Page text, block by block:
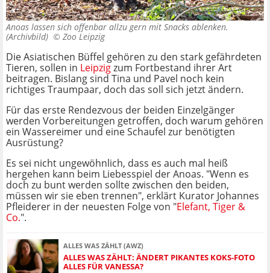
Anoas lassen sich offenbar allzu gern mit Snacks ablenken.
(Archivbild) © Zoo Leipzig
Die Asiatischen Büffel gehören zu den stark gefährdeten
Tieren, sollen in Leipzigzum Fortbestand ihrer Art
beitragen. Bislang sind Tina und Pavel noch kein
richtiges Traumpaar, doch das soll sich jetzt ändern.
Für das erste Rendezvous der beiden Einzelgänger
werden Vorbereitungen getroffen, doch warum gehören
ein Wassereimer und eine Schaufel zur benötigten
Ausrüstung?
Es sei nicht ungewöhnlich, dass es auch mal heiß
hergehen kann beim Liebesspiel der Anoas. "Wenn es
doch zu bunt werden sollte zwischen den beiden,
müssen wir sie eben trennen", erklärt Kurator Johannes
Pfleiderer in der neuesten Folge von "Elefant, Tiger &
Co.".
ALLES WAS ZÄHLT (AWZ)
ALLES WAS ZÄHLT: ÄNDERT PIKANTES KOKS-FOTO
ALLES FÜR VANESSA?